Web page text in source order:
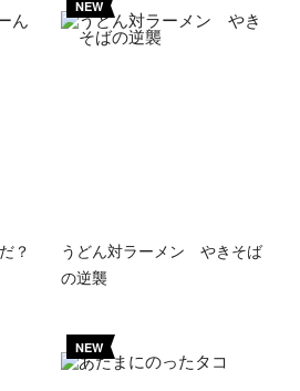
？
NEW
うどん対ラーメン やきそば
の逆襲
NEW